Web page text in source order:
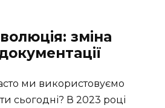
зміна
ми використовуємо
сьогодні? В 2023 році